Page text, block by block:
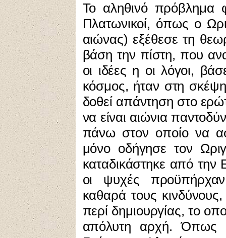
Το αληθινόπρόβλημα
Πλατωνικοί, όπως ο
αιώνας) εξέθεσε τη
βάση την πίστη, που
οι ιδέες η οι λόγοι,
κόσμος, ήταν στη
δοθεί απάντηση στο
να είναι αιώνια
πάνω στον οποίο να
μόνο οδήγησε τον
καταδικάστηκε από την
οι ψυχές
καθαρά τους
περί δημιουργίας, το
απόλυτη αρχή. Όπως